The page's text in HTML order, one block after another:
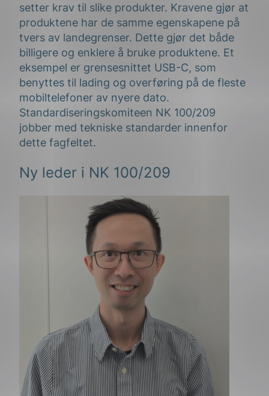
setter krav til slike produkter. Kravene gjør at
produktene har de samme egenskapene på
tvers av landegrenser. Dette gjør det både
billigere og enklere å bruke produktene. Et
eksempel er grensesnittet USB-C, som
benyttes til lading og overføring på de fleste
mobiltelefoner av nyere dato.
Standardiseringskomiteen NK 100/209
jobber med tekniske standarder innenfor
dette fagfeltet.
Ny leder i NK 100/209